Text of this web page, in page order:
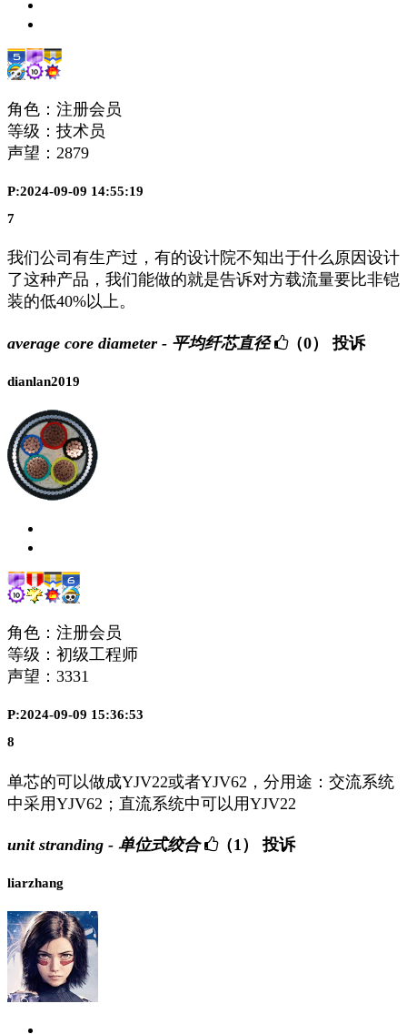
角色：注册会员
等级：技术员
声望： 2879
P:2024-09-09 14:55:19
7
我们公司有生产过，有的设计院不知出于什么原因设计
了这种产品，我们能做的就是告诉对方载流量要比非铠
装的低40%以上。
average core diameter - 平均纤芯直径 （0） 投诉
dianlan2019
角色：注册会员
等级：初级工程师
声望： 3331
P:2024-09-09 15:36:53
8
单芯的可以做成YJV22或者YJV62，分用途：交流系统
中采用YJV62；直流系统中可以用YJV22
unit stranding - 单位式绞合 （1） 投诉
liarzhang